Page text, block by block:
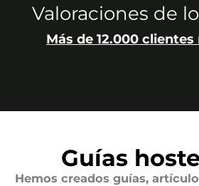
Valoraciones de
Más de 12.000 clientes
Guías
Hemos creados guías,